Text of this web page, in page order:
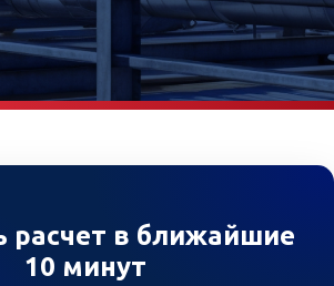
расчет в ближайшие
10 минут